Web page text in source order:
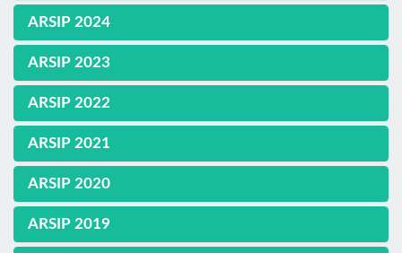
ARSIP 2024
ARSIP 2023
ARSIP 2022
ARSIP 2021
ARSIP 2020
ARSIP 2019